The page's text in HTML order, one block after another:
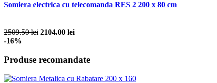
Somiera electrica cu telecomanda RES 2 200 x 80 cm
2509.50 lei 2104.00 lei
-16%
Produse recomandate